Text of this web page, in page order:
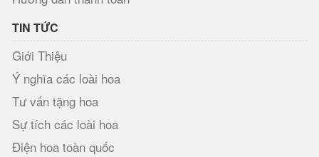
TIN TỨC
Giới Thiệu
Ý nghĩa các loài hoa
Tư vấn tặng hoa
Sự tích các loài hoa
Điện hoa toàn quốc